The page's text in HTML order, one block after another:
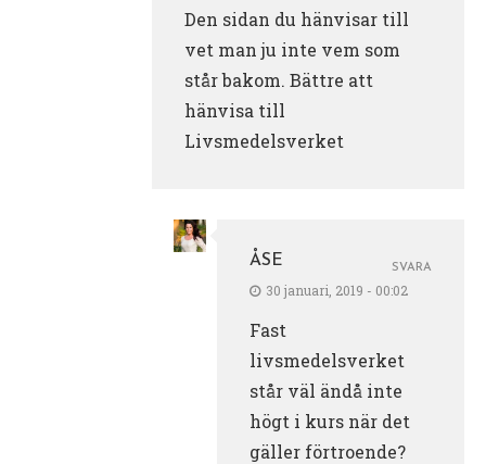
Den sidan du hänvisar till
vet man ju inte vem som
står bakom. Bättre att
hänvisa till
Livsmedelsverket
ÅSE
30 januari, 2019 - 00:02
Fast
livsmedelsverket
står väl ändå inte
högt i kurs när det
gäller förtroende?
SVARA